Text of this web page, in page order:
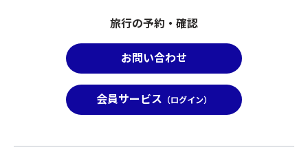
旅行の予約・確認
お問い合わせ
会員サービス （ログイン）